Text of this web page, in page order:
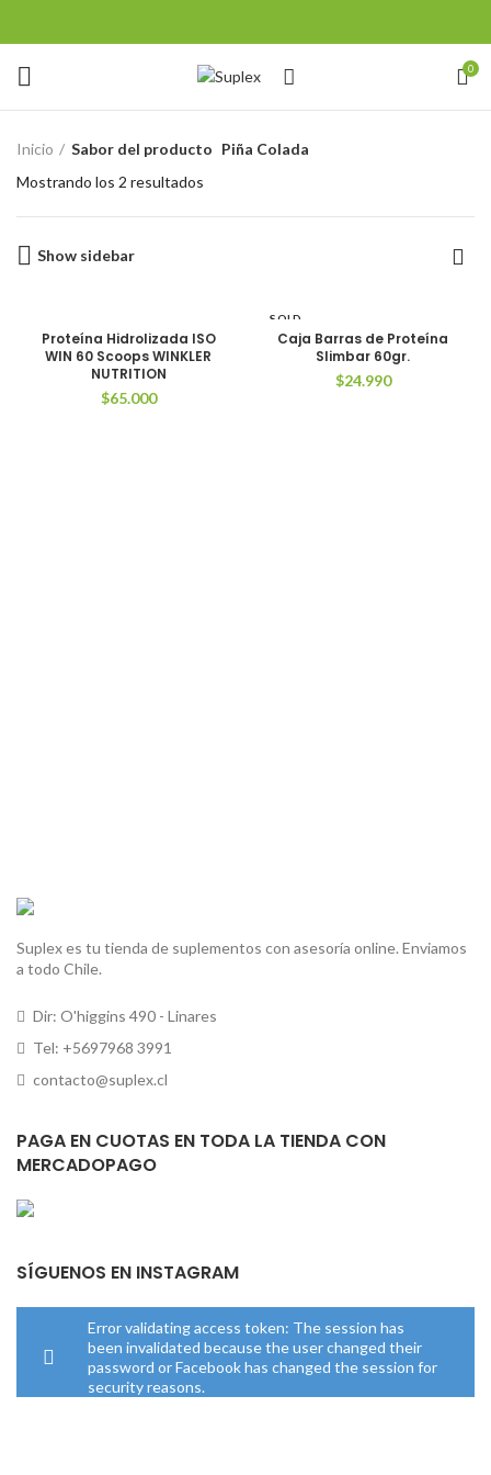
0
Inicio Sabor del producto Piña Colada
Mostrando los 2 resultados
Show sidebar
Proteína Hidrolizada ISO
WIN 60 Scoops WINKLER
NUTRITION
$65.000
SOLD
OUT
Caja Barras de Proteína
Slimbar 60gr.
$24.990
Suplex es tu tienda de suplementos con asesoría online. Enviamos
a todo Chile.
Dir: O'higgins 490 - Linares
Tel: +5697968 3991
contacto@suplex.cl
PAGA EN CUOTAS EN TODA LA TIENDA CON
MERCADOPAGO
SÍGUENOS EN INSTAGRAM
Error validating access token: The session has
been invalidated because the user changed their
password or Facebook has changed the session for
security reasons.